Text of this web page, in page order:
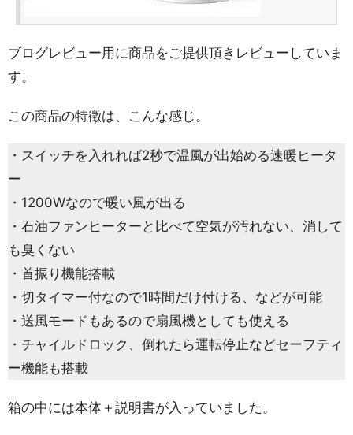
ブログレビュー用に商品をご提供頂きレビューしていま
す。
この商品の特徴は、こんな感じ。
・スイッチを入れれば2秒で温風が出始める速暖ヒータ
ー
・1200Wなので暖い風が出る
・石油ファンヒーターと比べて空気が汚れない、消して
も臭くない
・首振り機能搭載
・切タイマー付なので1時間だけ付ける、などが可能
・送風モードもあるので扇風機としても使える
・チャイルドロック、倒れたら運転停止などセーフティ
ー機能も搭載
箱の中には本体＋説明書が入っていました。